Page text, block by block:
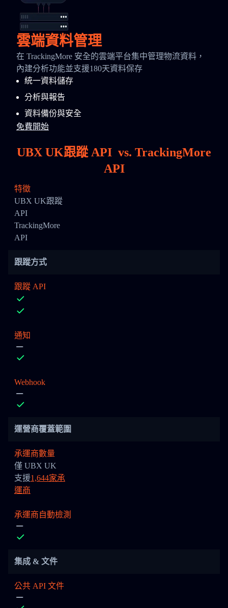
雲端資料管理
在 TrackingMore 安全的雲端平台集中管理物流資料，
內建分析功能並支援180天資料保存
統一資料儲存
分析與報告
資料備份與安全
免費開始
UBX UK跟蹤 API vs. TrackingMore
API
特徵
UBX UK跟蹤
API
TrackingMore
API
跟蹤方式
跟蹤 API
通知
Webhook
運營商覆蓋範圍
承運商數量
僅 UBX UK
支援1,644家承
運商
承運商自動檢測
集成 & 文件
公共 API 文件